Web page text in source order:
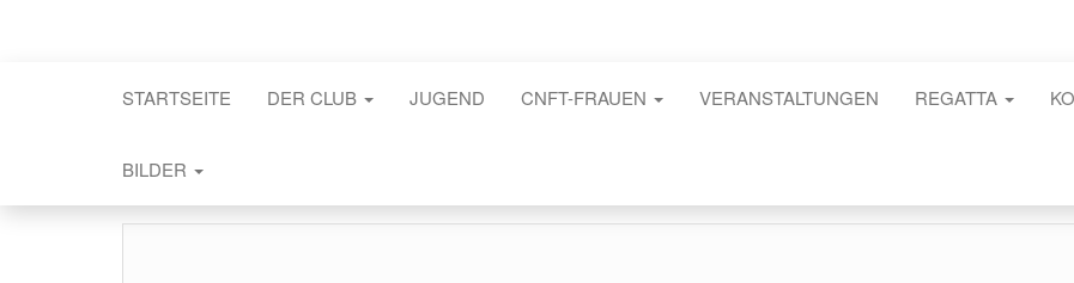
STARTSEITE DER CLUB JUGEND CNFT-FRAUEN VERANSTALTUNGEN REGATTA
BILDER